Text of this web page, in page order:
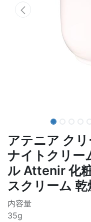
アテニア ク
ナイトクリー
ル Attenir 化
スクリーム
内容量
35g